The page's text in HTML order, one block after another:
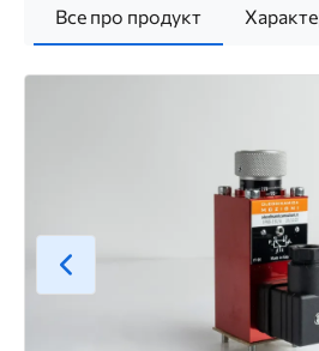
Все про продукт